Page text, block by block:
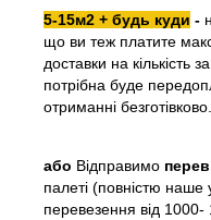
5-15м2 + будь куди -
що ви теж платите
доставки на кількість
потрібна буде
отриманні безготівково.
або Відправимо
палеті (повністю наше
перевезення від 1000-